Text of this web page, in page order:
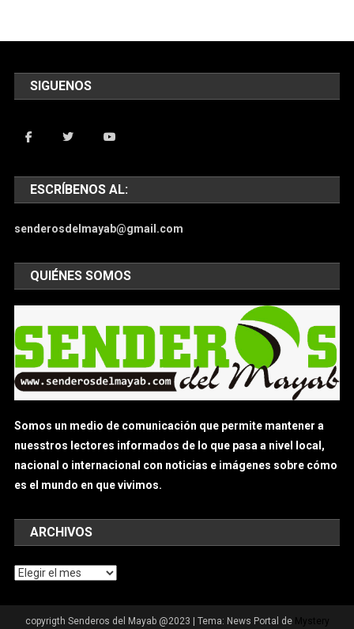
SIGUENOS
ESCRÍBENOS AL:
senderosdelmayab@gmail.com
QUIÉNES SOMOS
Somos un medio de comunicación que permite mantener a
nuesstros lectores informados de lo que pasa a nivel local,
nacional o internacional con noticias e imágenes sobre cómo
es el mundo en que vivimos.
ARCHIVOS
Archivos
copyrigth Senderos del Mayab @2023 Tema: News Portal de Mystery